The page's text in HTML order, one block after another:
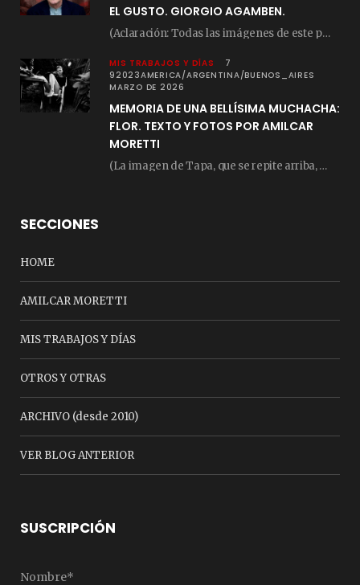
EL GUSTO. GIORGIO AGAMBEN.
(Aclaración: Todas las imágenes de este posteo fueron tomadas de Bloghemia.com, y todos los…
MIS TRABAJOS Y DÍAS
7
92023AMERICA/ARGENTINA/BUENOS_AIRES
MARZO DE 2026
MEMORIA DE UNA BELLÍSIMA MUCHACHA:
FLOR. TEXTO Y FOTOS POR AMILCAR
MORETTI
(La imagen de Tapa, que se repite arriba, fue compuesta por Amilcar Moretti el viernes…
SECCIONES
HOME
AMILCAR MORETTI
MIS TRABAJOS Y DÍAS
OTROS Y OTRAS
ARCHIVO (desde 2010)
VER BLOG ANTERIOR
SUSCRIPCIÓN
Nombre*